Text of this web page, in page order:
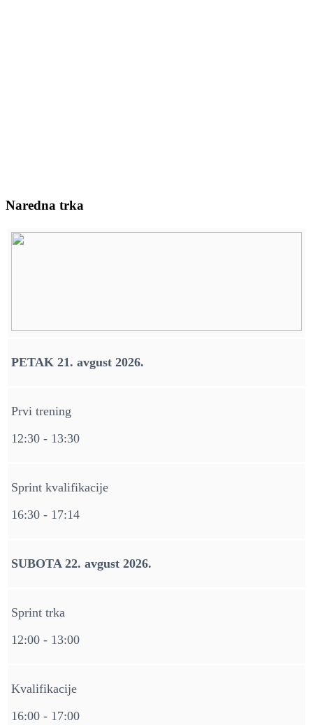
Naredna trka
PETAK 21. avgust 2026.
Prvi trening
12:30 - 13:30
Sprint kvalifikacije
16:30 - 17:14
SUBOTA 22. avgust 2026.
Sprint trka
12:00 - 13:00
Kvalifikacije
16:00 - 17:00